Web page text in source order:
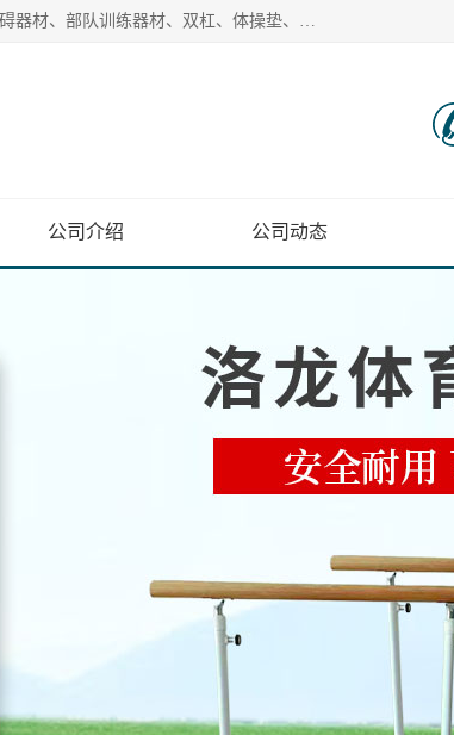
【1分钟前更新】盐山洛龙体育器材销售有限公司批量供应：300米障碍器材、400米障碍器材、部队训练器材、双杠、体操垫、舞蹈把杆等产品。盐山洛龙体育器材销售有限公司经过多年的发展，集研发，生产，销售，售后服务为一体. 奉行“质量，信誉，服务”的宗旨，以开拓创新的精神和真诚守信的态度积极进取。
公司介绍 公司动态